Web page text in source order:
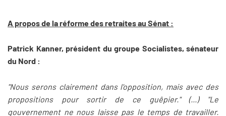
A propos de la réforme des retraites au Sénat :
Patrick Kanner, président du groupe Socialistes, sénateur
du Nord :
"Nous serons clairement dans l'opposition, mais avec des
propositions pour sortir de ce guêpier." (...) "Le
gouvernement ne nous laisse pas le temps de travailler.